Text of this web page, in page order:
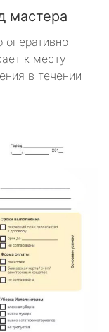
мастера
оперативно
к месту
в течении